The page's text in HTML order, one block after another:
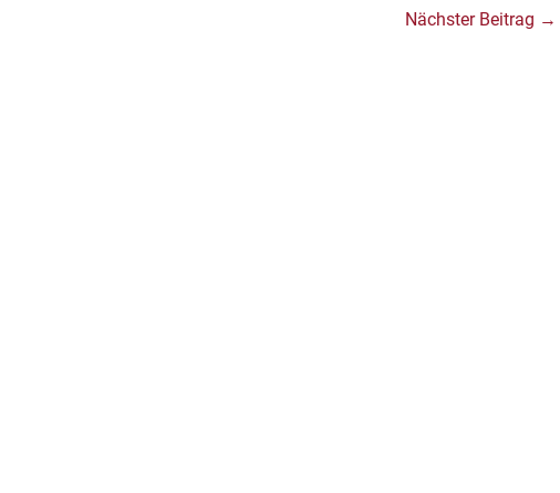
Nächster Beitrag →